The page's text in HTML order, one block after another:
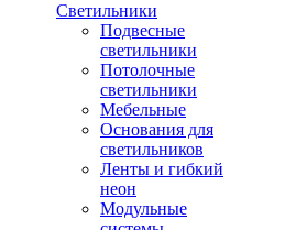
Светильники
Подвесные
светильники
Потолочные
светильники
Мебельные
Основания для
светильников
Ленты и гибкий
неон
Модульные